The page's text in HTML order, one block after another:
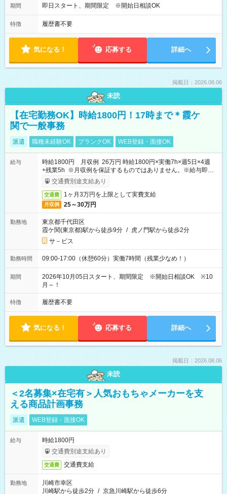
期間 即日スタート、期間限定 ※開始日相談OK
特徴 履歴書不要
気になる！ 応募する 詳細へ
掲載日：2026.08.06
未読
【在宅勤務OK】時給1800円！17時まで＊霞ケ
関で一般事務
派遣 職種未経験OK ブランクOK WEB登録・面接OK
給与
時給1800円 月収例 26万円 時給1800円×実働7h×週5日×4週
+残業5h ※月収例を保証するものではありません。※給与即受
取りサービス利用可（利用条件有）
交通費別途支給あり
交通費 1ヶ月3万円を上限として実費支給
月収例 25～30万円
勤務地
東京都千代田区
霞ケ関(東京都)駅から徒歩9分 / 虎ノ門駅から徒歩2分
サ－ビス
勤務時間 09:00-17:00（休憩60分）実働7時間（残業少なめ！）
期間
2026年10月05日スタート、期間限定 ※開始日相談OK ※10
月～！
特徴 履歴書不要
気になる！ 応募する 詳細へ
掲載日：2026.08.06
未読
＜2名募集×在宅有＞人気おもちゃメーカーを支
える商品計画事務
派遣 WEB登録・面接OK
給与
時給1800円
交通費別途支給あり
交通費 交通費支給
勤務地
川崎市幸区
川崎駅から徒歩2分 / 京急川崎駅から徒歩6分